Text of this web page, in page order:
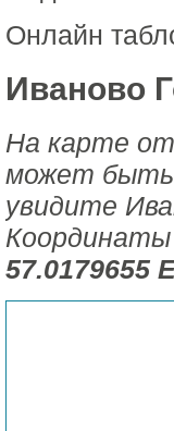
Онлайн
Иваново
На карте
может быть
увидите
57.0179655